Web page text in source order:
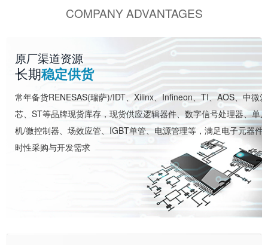
COMPANY ADVANTAGES
原厂渠道资源
长期稳定供货
常年备货RENESAS(瑞萨)/IDT、Xilinx、Infineon、TI、AOS、中微爱
芯、ST等品牌现货库存，现货供应逻辑器件、数字信号处理器、单片
机/微控制器、场效应管、IGBT单管、电源管理等，满足电子元器件
时性采购与开发需求